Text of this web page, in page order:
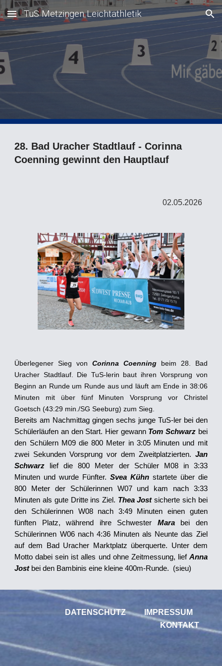
Skip to main content Skip to navigation
TuS Metzingen Leichtathletik
28. Bad Uracher Stadtlauf - Corinna
Coenning gewinnt den Hauptlauf
02.05.2026
Überlegener Sieg vonCorinna Coenningbeim 28. Bad
Uracher Stadtlauf. Die TuS-lerin baut ihren Vorsprung von
Beginn an Runde um Runde aus und läuft am Ende in 38:06
Minuten mit über fünf Minuten Vorsprung vor Christel
Goetsch (43:29 min./SG Seeburg) zum Sieg.
Bereits am Nachmittag gingen sechs junge TuS-ler bei den
Schülerläufen an den Start. Hier gewann Tom Schwarzbei
den Schülern M09 die 800 Meter in 3:05 Minuten und mit
zwei Sekunden Vorsprung vor dem Zweitplatzierten. Jan
Schwarz lief die 800 Meter der Schüler M08 in 3:33
Minuten und wurde Fünfter. Svea Kühnstartete über die
800 Meter der Schülerinnen W07 und kam nach 3:33
Minuten als gute Dritte ins Ziel. Thea Jostsicherte sich bei
den Schülerinnen W08 nach 3:49 Minuten einen guten
fünften Platz, während ihre Schwester Marabei den
Schülerinnen W06 nach 4:36 Minuten als Neunte das Ziel
auf dem Bad Uracher Marktplatz überquerte. Unter dem
Motto dabei sein ist alles und ohne Zeitmessung, lief Anna
Jostbei den Bambinis eine kleine 400m-Runde. (sieu)
DATENSCHUTZ
IMPRESSUM
KONTAKT